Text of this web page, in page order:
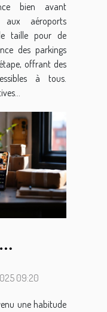
bien avant
aux aéroports
taille pour de
des parkings
offrant des
à tous.
09:20
une habitude